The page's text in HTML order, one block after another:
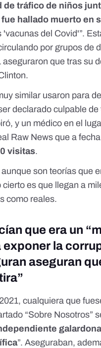
de tráfico de niños
hallado muerto en
'vacunas del Covid'”.
por grupos de
aseguraron quetras su
similar usaron para
declarado culpable
y un médico en el
Raw News que a
visitas.
son teorías que
es que llegan a
como reales.
que era un
exponer la
aseguran
cualquiera que
“Sobre Nosotros”
”. Aseguraban,